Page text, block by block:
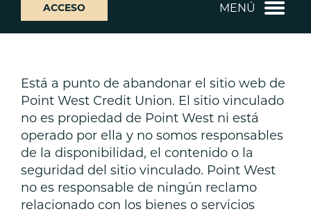
banca
web
ACCESO MENÚ
Está a punto de abandonar el sitio web de
Point West Credit Union. El sitio vinculado
no es propiedad de Point West ni está
operado por ella y no somos responsables
de la disponibilidad, el contenido o la
seguridad del sitio vinculado. Point West
no es responsable de ningún reclamo
relacionado con los bienes o servicios